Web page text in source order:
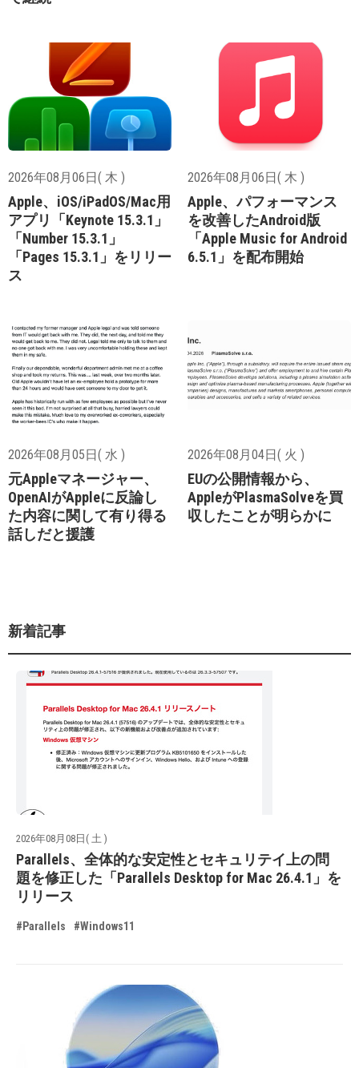
2026年08月06日( 木 )
Apple、iOS/iPadOS/Mac用
アプリ「Keynote 15.3.1」
「Number 15.3.1」
「Pages 15.3.1」をリリー
ス
2026年08月06日( 木 )
Apple、パフォーマンス
を改善したAndroid版
「Apple Music for Android
6.5.1」を配布開始
2026年08月05日( 水 )
元Appleマネージャー、
OpenAIがAppleに反論し
た内容に関して有り得る
話しだと援護
2026年08月04日( 火 )
EUの公開情報から、
AppleがPlasmaSolveを買
収したことが明らかに
新着記事
2026年08月08日( 土 )
Parallels、全体的な安定性とセキュリテイ上の問
題を修正した「Parallels Desktop for Mac 26.4.1」を
リリース
#Parallels #Windows11